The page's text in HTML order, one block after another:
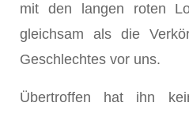
mit den langen roten
gleichsam als die
Geschlechtes vor uns.
Übertroffen hat ihn